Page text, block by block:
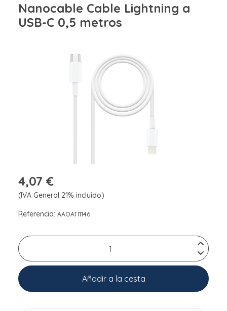
Nanocable Cable Lightning a
USB-C 0,5 metros
4,07 €
(IVA General 21% incluido)
Referencia: AAOATI1146
Añadir a la cesta